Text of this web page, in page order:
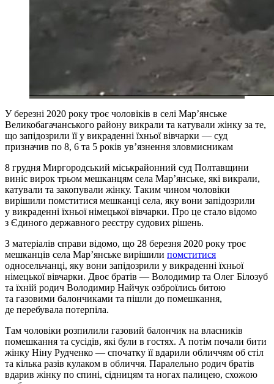
У березні 2020 року троє чоловіків в селі Мар’янське
Великобагачанського району викрали та катували жінку за те,
що запідозрили її у викраденні їхньої вівчарки — суд
призначив по 8, 6 та 5 років ув’язнення зловмисникам
8 грудня Миргородський міськрайонний суд Полтавщини
виніс вирок трьом мешканцям села Мар’янське, які викрали,
катували та закопували жінку. Таким чином чоловіки
вирішили помститися мешканці села, яку вони запідозрили
у викраденні їхньої німецької вівчарки. Про це стало відомо
з Єдиного державного реєстру судових рішень.
З матеріалів справи відомо, що 28 березня 2020 року троє
мешканців села Мар’янське вирішили помститися
односельчанці, яку вони запідозрили у викраденні їхньої
німецької вівчарки. Двоє братів — Володимир та Олег Білозуб
та їхній родич Володимир Найчук озброїлись битою
та газовими балончиками та пішли до помешкання,
де перебувала потерпіла.
Там чоловіки розпилили газовий балончик на власників
помешкання та сусідів, які були в гостях. А потім почали бити
жінку Ніну Рудченко — спочатку її вдарили обличчям об стіл
та кілька разів кулаком в обличчя. Паралельно родич братів
вдарив жінку по спині, сідницям та ногах палицею, схожою